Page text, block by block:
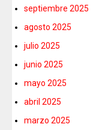
septiembre 2025
agosto 2025
julio 2025
junio 2025
mayo 2025
abril 2025
marzo 2025